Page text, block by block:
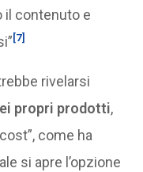
il contenuto e
[7]
rivelarsi
propri prodotti,
come ha
si apre l’opzione